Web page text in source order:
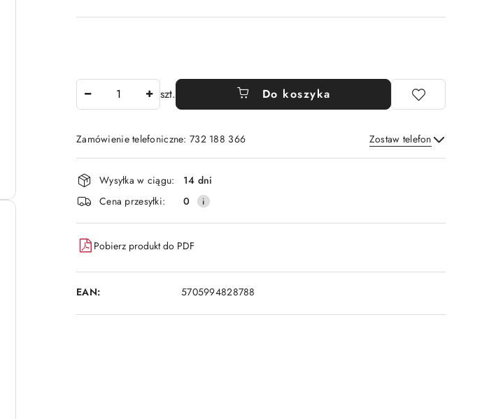
szt. Do koszyka
Zamówienie telefoniczne: 732 188 366 Zostaw telefon
Wyślij
Dostępność
i
dostawa
Wysyłka w ciągu:
14 dni
Cena przesyłki:
0
Pobierz produkt do PDF
EAN: 5705994828788